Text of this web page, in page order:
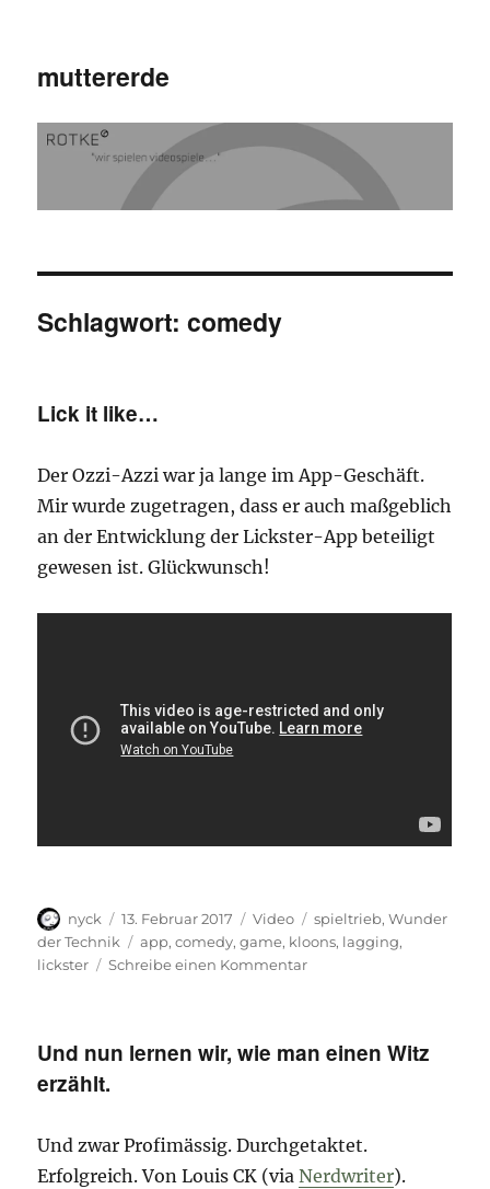
muttererde
Schlagwort:comedy
Lick it like…
Der Ozzi-Azzi war ja lange im App-Geschäft.
Mir wurde zugetragen, dass er auch maßgeblich
an der Entwicklung der Lickster-App beteiligt
gewesen ist. Glückwunsch!
Autor
nyck
Veröffentlicht
am
13. Februar 2017 Format
Video Kategorien
spieltrieb,Wunder
der Technik
Schlagwörter
app,comedy,game, kloons, lagging,
lickster
Schreibe einen Kommentarzu
Und nun lernen wir, wie man einen Witz
erzählt.
Und zwar Profimässig. Durchgetaktet.
Erfolgreich. Von Louis CK (viaNerdwriter).